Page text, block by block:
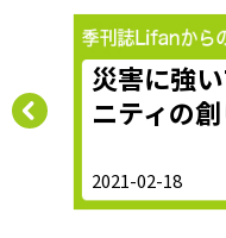
災害に強
ニティの
2021-02-18